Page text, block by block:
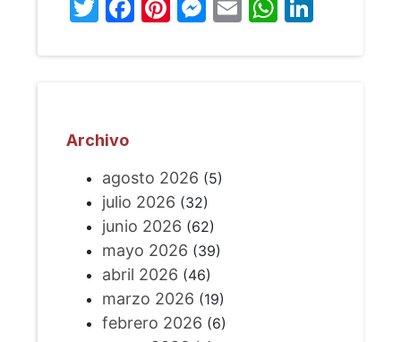
Twitter
Facebook
Pinterest
Messenger
Email
Archivo
agosto 2026 (5)
julio 2026 (32)
junio 2026 (62)
mayo 2026 (39)
abril 2026 (46)
marzo 2026 (19)
febrero 2026 (6)